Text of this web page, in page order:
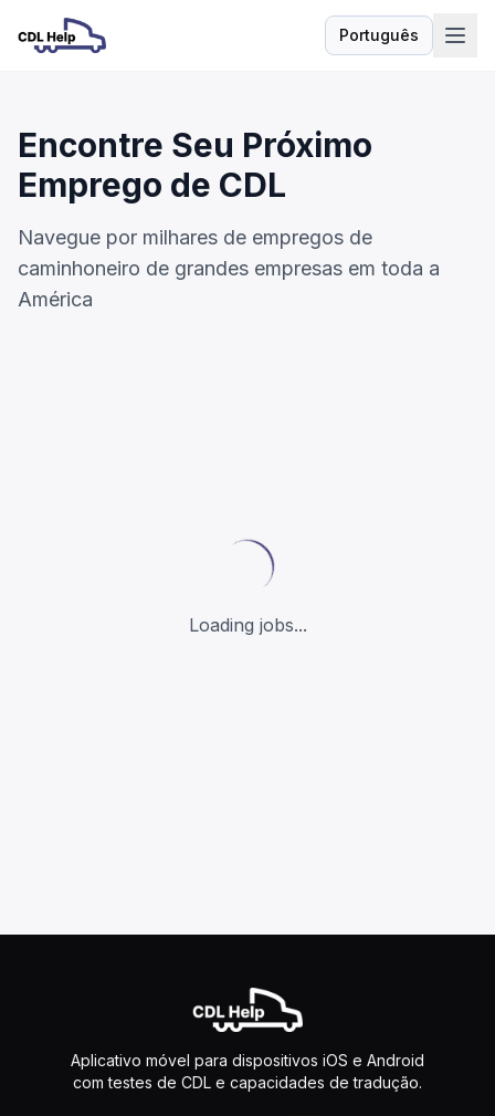
Português
Idioma
Encontre Seu Próximo
Emprego de CDL
Navegue por milhares de empregos de
caminhoneiro de grandes empresas em toda a
América
Loading jobs...
Aplicativo móvel para dispositivos iOS e Android
com testes de CDL e capacidades de tradução.